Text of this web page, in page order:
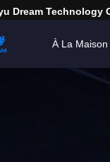
Dream Technology
À La Maison